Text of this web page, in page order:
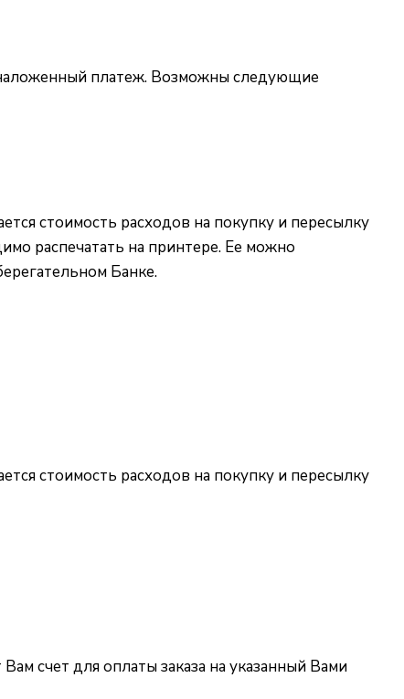
платеж. Возможны следующие
стоимость расходов на покупку и пересылку
распечатать на принтере. Ее можно
Банке.
стоимость расходов на покупку и пересылку
счет для оплаты заказа на указанный Вами